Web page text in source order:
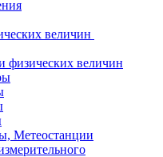
величин
физических величин
Метеостанции